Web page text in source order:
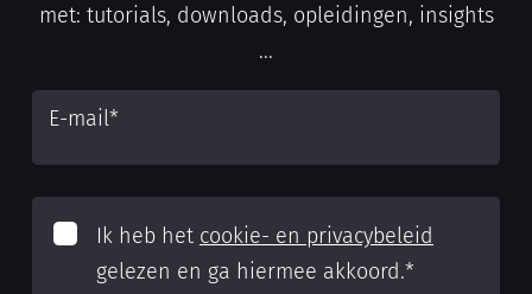
met: tutorials, downloads, opleidingen, insights
...
E-mail*
Ik heb het cookie- en privacybeleid
gelezen en ga hiermee akkoord.*